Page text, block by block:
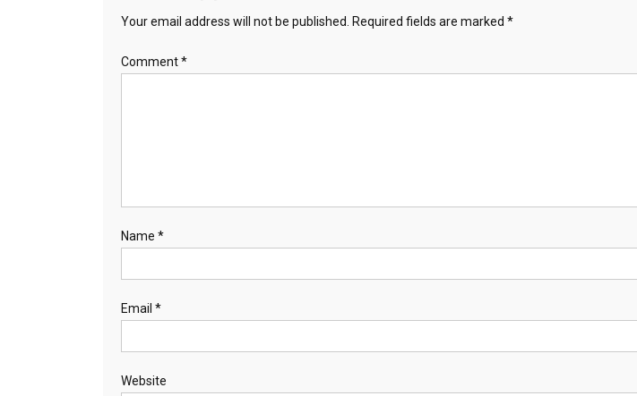
Your email address will not be published. Required fields are marked *
Comment*
Name *
Email *
Website